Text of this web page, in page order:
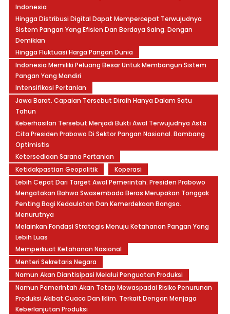
Indonesia
Hingga Distribusi Digital Dapat Mempercepat Terwujudnya
Sistem Pangan Yang Efisien Dan Berdaya Saing. Dengan
Demikian
Hingga Fluktuasi Harga Pangan Dunia
Indonesia Memiliki Peluang Besar Untuk Membangun Sistem
Pangan Yang Mandiri
Intensifikasi Pertanian
Jawa Barat. Capaian Tersebut Diraih Hanya Dalam Satu
Tahun
Keberhasilan Tersebut Menjadi Bukti Awal Terwujudnya Asta
Cita Presiden Prabowo Di Sektor Pangan Nasional. Bambang
Optimistis
Ketersediaan Sarana Pertanian
Ketidakpastian Geopolitik
Koperasi
Lebih Cepat Dari Target Awal Pemerintah. Presiden Prabowo
Mengatakan Bahwa Swasembada Beras Merupakan Tonggak
Penting Bagi Kedaulatan Dan Kemerdekaan Bangsa.
Menurutnya
Melainkan Fondasi Strategis Menuju Ketahanan Pangan Yang
Lebih Luas
Memperkuat Ketahanan Nasional
Menteri Sekretaris Negara
Namun Akan Diantisipasi Melalui Penguatan Produksi
Namun Pemerintah Akan Tetap Mewaspadai Risiko Penurunan
Produksi Akibat Cuaca Dan Iklim. Terkait Dengan Menjaga
Keberlanjutan Produksi